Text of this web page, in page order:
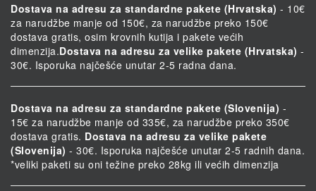
Dostava na adresu za standardne pakete (Hrvatska) - 10€
za narudžbe manje od 150€, za narudžbe preko 150€
dostava gratis, osim krovnih kutija i pakete većih
dimenzija.Dostava na adresu za velike pakete (Hrvatska) -
30€. Isporuka najčešće unutar 2-5 radna dana.
Dostava na adresu za standardne pakete (Slovenija) -
15€ za narudžbe manje od 335€, za narudžbe preko 350€
dostava gratis. Dostava na adresu za velike pakete
(Slovenija) - 30€. Isporuka najčešće unutar 2-5 radnih dana.
*veliki paketi su oni težine preko 28kg ili većih dimenzija